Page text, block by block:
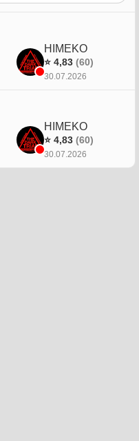
HIMEKO
⭐ 4,83 (60)
30.07.2026
HIMEKO
⭐ 4,83 (60)
30.07.2026